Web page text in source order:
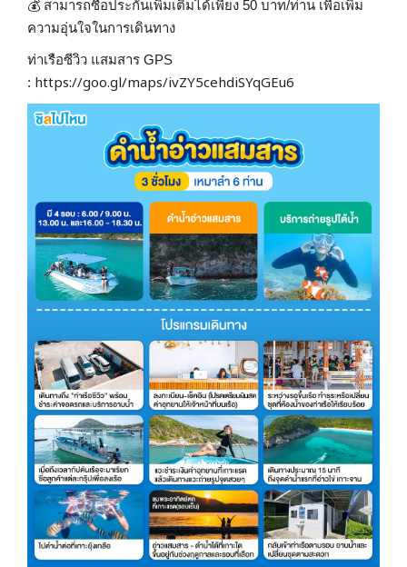
💰 สามารถซื้อประกันเพิ่มเติมได้เพียง 50 บาท/ท่าน เพื่อเพิ่ม
ความอุ่นใจในการเดินทาง
ท่าเรือซีวิว แสมสาร GPS
: https://goo.gl/maps/ivZY5cehdiSYqGEu6